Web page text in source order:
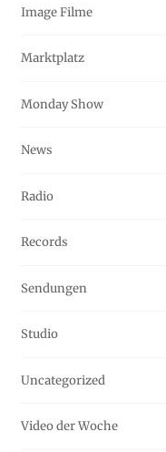
Image Filme
Marktplatz
Monday Show
News
Radio
Records
Sendungen
Studio
Uncategorized
Video der Woche